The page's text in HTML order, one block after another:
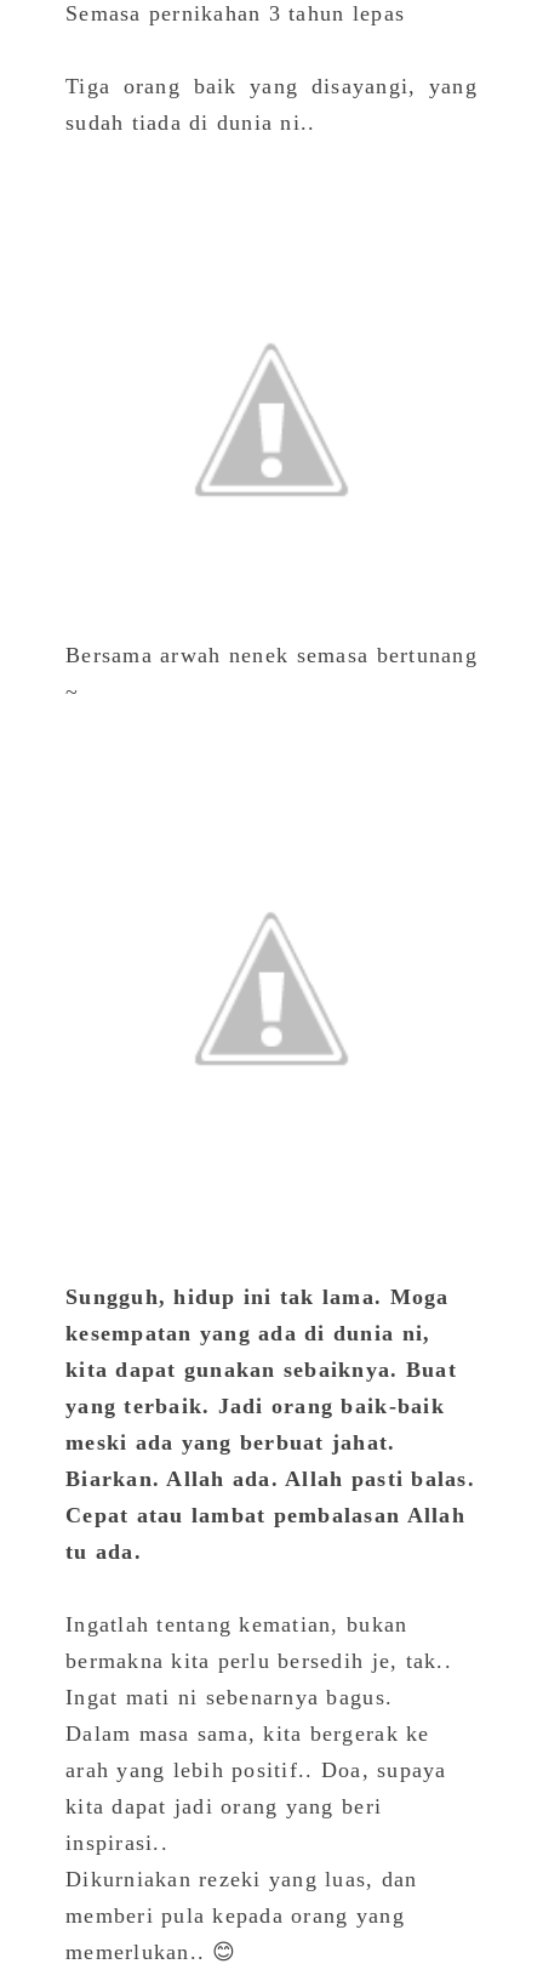
Semasa pernikahan 3 tahun lepas
Tiga orang baik yang disayangi, yang
sudah tiada di dunia ni..
Bersama arwah nenek semasa bertunang
~
Sungguh, hidup ini tak lama. Moga
kesempatan yang ada di dunia ni,
kita dapat gunakan sebaiknya. Buat
yang terbaik. Jadi orang baik-baik​
meski ada yang berbuat jahat.
Biarkan. Allah ada. Allah pasti balas.
Cepat atau lambat pembalasan Allah
tu ada.
Ingatlah tentang kematian, bukan
bermakna kita perlu bersedih je, tak..
Ingat mati ni sebenarnya bagus.
Dalam masa sama, kita bergerak ke
arah yang lebih positif.. Doa, supaya
kita dapat jadi orang yang beri
inspirasi..
Dikurniakan rezeki yang luas, dan
memberi pula kepada orang yang
memerlukan.. 😊